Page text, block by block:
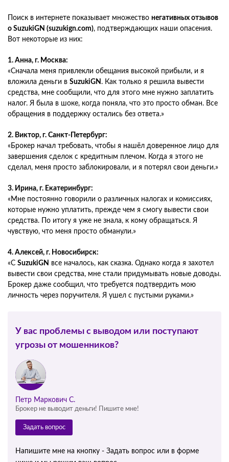
Поиск в интернете показывает множество негативных отзывов
о SuzukiGN (suzukign.com), подтверждающих наши опасения.
Вот некоторые из них:
1. Анна, г. Москва:
«Сначала меня привлекли обещания высокой прибыли, и я
вложила деньги в SuzukiGN . Как только я решила вывести
средства, мне сообщили, что для этого мне нужно заплатить
налог. Я была в шоке, когда поняла, что это просто обман. Все
обращения в поддержку остались без ответа.»
2. Виктор, г. Санкт-Петербург:
«Брокер начал требовать, чтобы я нашёл доверенное лицо для
завершения сделок с кредитным плечом. Когда я этого не
сделал, меня просто заблокировали, и я потерял свои деньги.»
3. Ирина, г. Екатеринбург:
«Мне постоянно говорили о различных налогах и комиссиях,
которые нужно уплатить, прежде чем я смогу вывести свои
средства. По итогу я уже не знала, к кому обращаться. Я
чувствую, что меня просто обманули.»
4. Алексей, г. Новосибирск:
«С SuzukiGN все началось, как сказка. Однако когда я захотел
вывести свои средства, мне стали придумывать новые доводы.
Брокер даже сообщил, что требуется подтвердить мою
личность через поручителя. Я ушел с пустыми руками.»
У вас проблемы с выводом или поступают
угрозы от мошенников?
Петр Маркович С.
Брокер не выводит деньги! Пишите мне!
Задать вопрос
Напишите мне на кнопку - Задать вопрос или в форме